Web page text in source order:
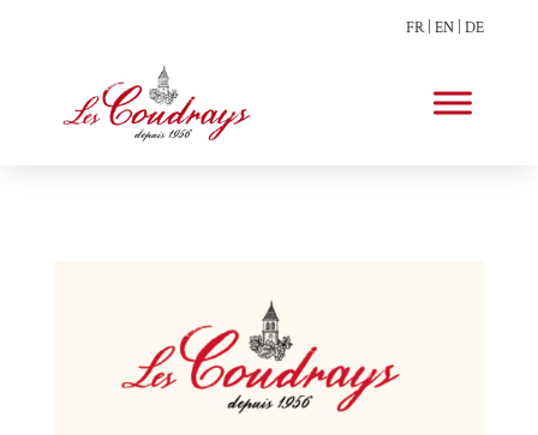
FR|EN |DE